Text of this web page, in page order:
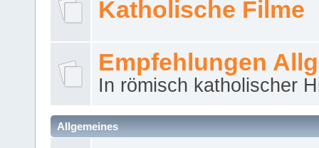
Katholische Filme
Empfehlungen
In römisch katholischer
Allgemeines